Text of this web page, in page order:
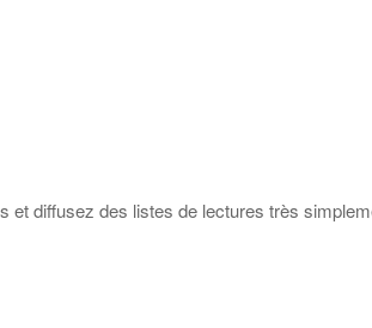
et diffusez des listes de lectures très